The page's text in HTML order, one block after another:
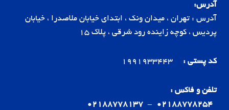
آدرس:
آدرس : تهران ، میدان ونک ، ابتدای خیابان ملاصدرا ، خیابان
پردیس ، کوچه زاینده رود شرقی ، پلاک 15
کد پستی :
تلفن و فاکس :
02188778254
-
02188778137